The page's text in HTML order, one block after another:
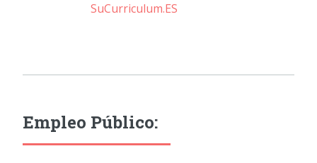
SuCurriculum.ES
Empleo Público: